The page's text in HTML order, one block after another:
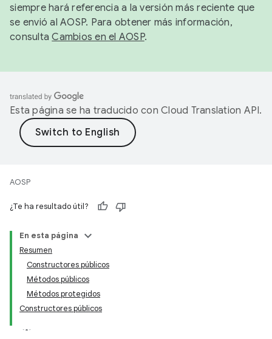
siempre hará referencia a la versión más reciente que
se envió al AOSP. Para obtener más información,
consultaCambios en el AOSP.
Esta página se ha traducido con Cloud Translation API.
AOSP
¿Te ha resultado útil?
En esta página
Resumen
Constructores públicos
Métodos públicos
Métodos protegidos
Constructores públicos